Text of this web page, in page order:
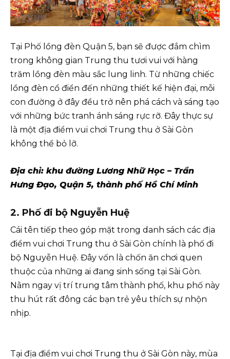
Tại Phố lồng đèn Quận 5, bạn sẽ được đắm chìm
trong không gian Trung thu tươi vui với hàng
trăm lồng đèn màu sắc lung linh. Từ những chiếc
lồng đèn cổ điển đến những thiết kế hiện đại, mỗi
con đường ở đây đều trở nên phá cách và sáng tạo
với những bức tranh ánh sáng rực rỡ. Đây thực sự
là một địa điểm vui chơi Trung thu ở Sài Gòn
không thể bỏ lỡ.
Địa chỉ: khu đường Lương Nhữ Học – Trần
Hưng Đạo, Quận 5, thành phố Hồ Chí Minh
2. Phố đi bộ Nguyễn Huệ
Cái tên tiếp theo góp mặt trong danh sách các địa
điểm vui chơi Trung thu ở Sài Gòn chính là phố đi
bộ Nguyễn Huệ. Đây vốn là chốn ăn chơi quen
thuộc của những ai đang sinh sống tại Sài Gòn.
Nằm ngay vị trí trung tâm thành phố, khu phố này
thu hút rất đông các bạn trẻ yêu thích sự nhộn
nhịp.
Tại địa điểm vui chơi Trung thu ở Sài Gòn này, mùa